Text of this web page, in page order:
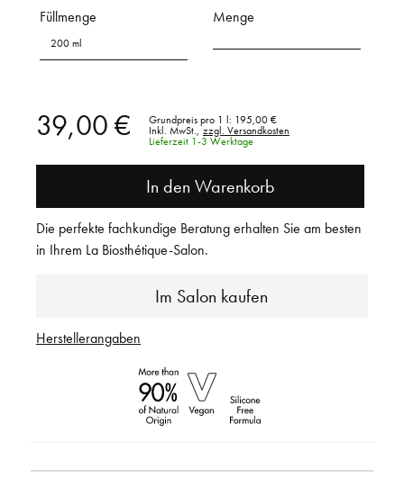
Füllmenge
200 ml
Menge
39,00 € Grundpreis pro 1 l: 195,00 €
Inkl. MwSt.,
zzgl. Versandkosten
Lieferzeit 1-3 Werktage
In den Warenkorb
Im Salon kaufen
Die perfekte fachkundige Beratung erhalten Sie am besten
in Ihrem La Biosthétique-Salon.
Herstellerangaben